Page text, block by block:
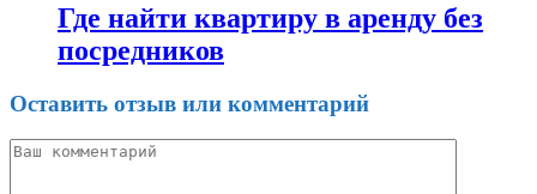
Где найти квартиру в аренду без
посредников
Оставить отзыв или комментарий